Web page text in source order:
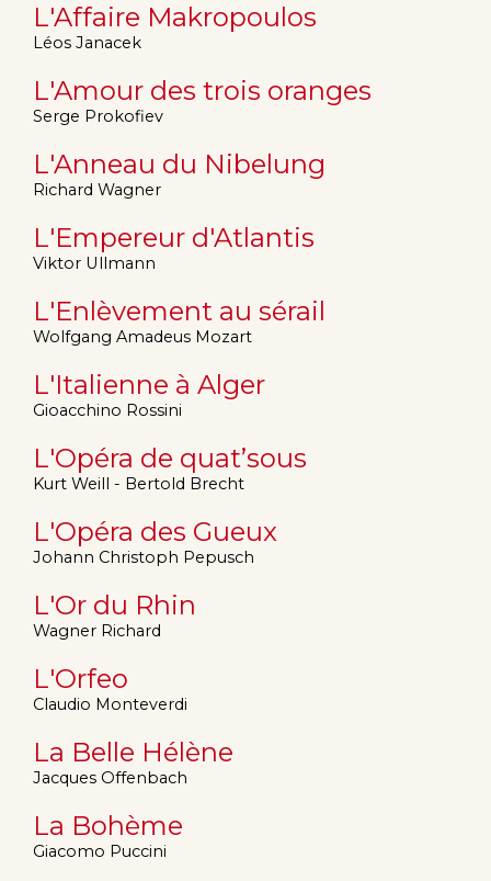
L'Affaire Makropoulos
Léos Janacek
L'Amour des trois oranges
Serge Prokofiev
L'Anneau du Nibelung
Richard Wagner
L'Empereur d'Atlantis
Viktor Ullmann
L'Enlèvement au sérail
Wolfgang Amadeus Mozart
L'Italienne à Alger
Gioacchino Rossini
L'Opéra de quat’sous
Kurt Weill - Bertold Brecht
L'Opéra des Gueux
Johann Christoph Pepusch
L'Or du Rhin
Wagner Richard
L'Orfeo
Claudio Monteverdi
La Belle Hélène
Jacques Offenbach
La Bohème
Giacomo Puccini